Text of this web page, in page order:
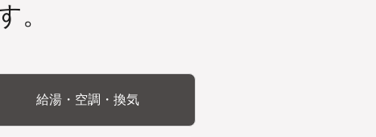
。
給湯・空調・換気